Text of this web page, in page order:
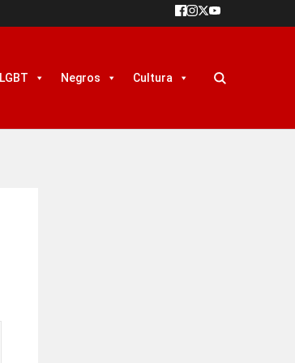
LGBT Negros Cultura